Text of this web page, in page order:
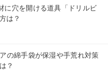
に穴を開ける道具「ドリルビ
は？
の綿手袋が保湿や手荒れ対策
？